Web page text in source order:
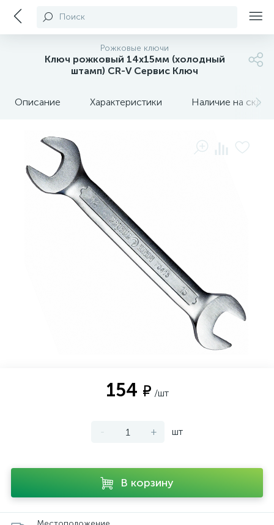
Поиск
Рожковые ключи
Ключ рожковый 14х15мм (холодный
штамп) CR-V Сервис Ключ
Описание Характеристики Наличие на
154 ₽ /шт
- + шт
В корзину